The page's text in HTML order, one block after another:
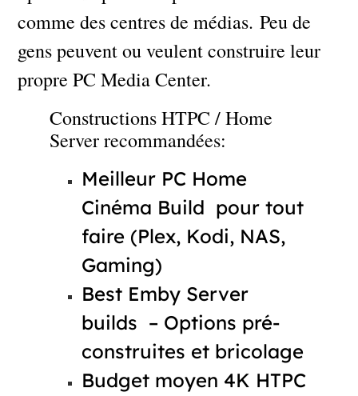
comme des centres de médias. Peu de
gens peuvent ou veulent construire leur
propre PC Media Center.
Constructions HTPC / Home
Server recommandées:
Meilleur PC Home
Cinéma Build pour tout
faire (Plex, Kodi, NAS,
Gaming)
Best Emby Server
builds – Options pré-
construites et bricolage
Budget moyen 4K HTPC